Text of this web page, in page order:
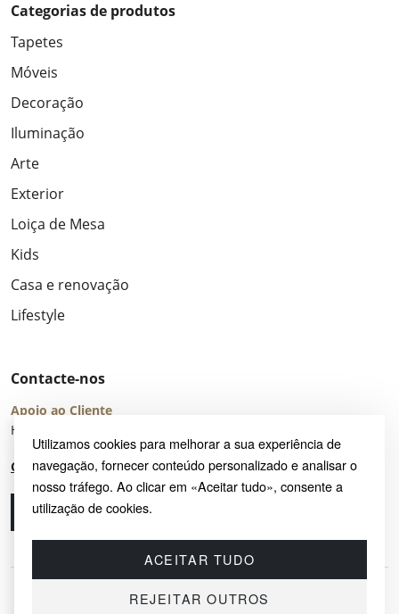
Utilizamos cookies para melhorar a sua experiência de
navegação, fornecer conteúdo personalizado e analisar o
nosso tráfego. Ao clicar em «Aceitar tudo», consente a
utilização de cookies.
ACEITAR TUDO
REJEITAR OUTROS
Categorias de produtos
Tapetes
Móveis
Decoração
Iluminação
Arte
Exterior
Loiça de Mesa
Kids
Casa e renovação
Lifestyle
Contacte-nos
Apoio ao Cliente
Horário de Atendimento: seg – sex 8:00 – 16:00 (UTC+2)
Centro de Ajuda
Ligue-nos